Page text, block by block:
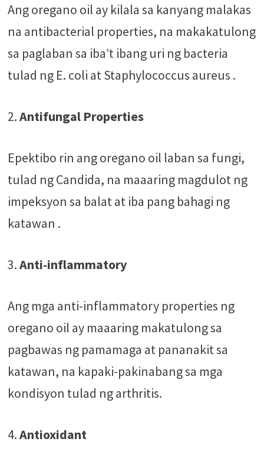
Ang oregano oil ay kilala sa kanyang malakas
na antibacterial properties, na makakatulong
sa paglaban sa iba’t ibang uri ng bacteria
tulad ng E. coli at Staphylococcus aureus​ .
2.Antifungal Properties
Epektibo rin ang oregano oil laban sa fungi,
tulad ng Candida, na maaaring magdulot ng
impeksyon sa balat at iba pang bahagi ng
katawan .
3.Anti-inflammatory
Ang mga anti-inflammatory properties ng
oregano oil ay maaaring makatulong sa
pagbawas ng pamamaga at pananakit sa
katawan, na kapaki-pakinabang sa mga
kondisyon tulad ng arthritis​​.
4.Antioxidant